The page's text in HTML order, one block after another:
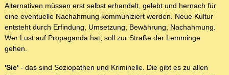
Alternativen müssen erst selbst erhandelt, gelebt und hernach für
eine eventuelle Nachahmung kommuniziert werden. Neue Kultur
entsteht durch Erfindung, Umsetzung, Bewährung, Nachahmung.
Wer Lust auf Propaganda hat, soll zur Straße der Lemminge
gehen.
'Sie' - das sind Soziopathen und Kriminelle. Die gibt es zu allen